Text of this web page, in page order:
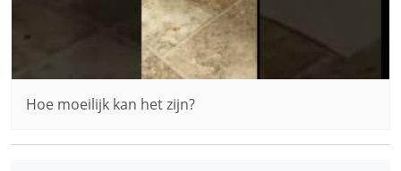
Hoe moeilijk kan het zijn?